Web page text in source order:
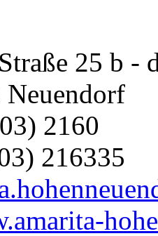
25 b -
Neuendorf
2160
216335